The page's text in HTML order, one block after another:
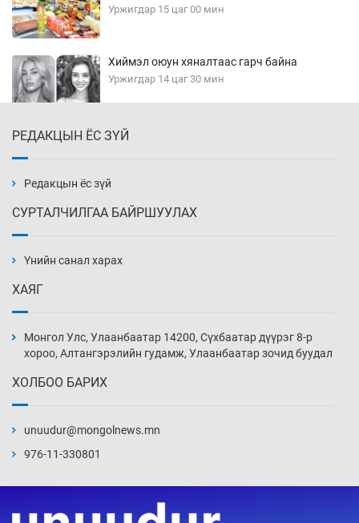
Уржигдар 15 цаг 00 мин
Хиймэл оюун хяналтаас гарч байна
Уржигдар 14 цаг 30 мин
Уржигдар 14 цаг 00 мин
нэмэгджээ
Уржигдар 13 цаг 30 мин
Уржигдар 13 цаг 00 мин
Уржигдар 12 цаг 30 мин
РЕДАКЦЫН ЁС ЗҮЙ
Редакцын ёс зүй
СУРТАЛЧИЛГАА БАЙРШУУЛАХ
Үнийн санал харах
ХАЯГ
Монгол Улс, Улаанбаатар 14200, Сүхбаатар дүүрэг 8-р
хороо, Алтангэрэлийн гудамж, Улаанбаатар зочид буудал
ХОЛБОО БАРИХ
unuudur@mongolnews.mn
976-11-330801